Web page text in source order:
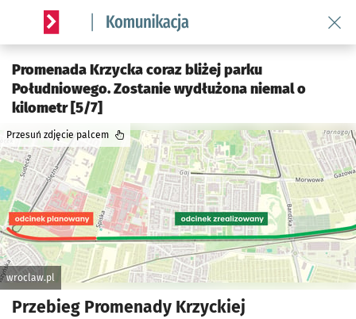
Serwis informacyjny wroclaw.pl podserwis: Komunikacja
Promenada Krzycka coraz bliżej parku
Południowego. Zostanie wydłużona niemal o
kilometr [5/7]
wroclaw.pl
Przesuń zdjęcie palcem
Przebieg Promenady Krzyckiej